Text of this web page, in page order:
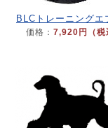
BLCトレーニングエ
価格： 7,920円（税